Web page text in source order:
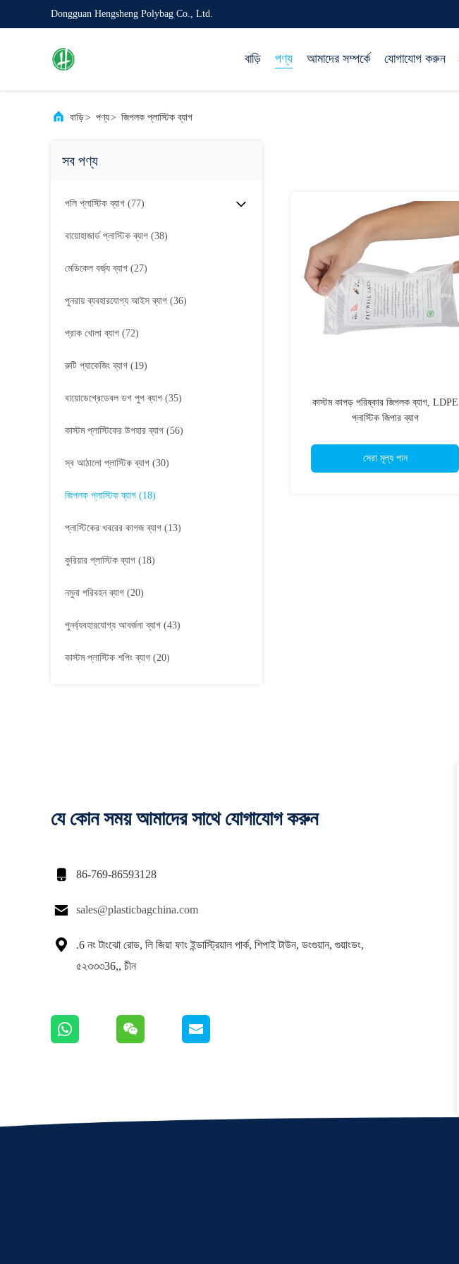
Dongguan Hengsheng Polybag Co., Ltd.
বাড়ি পণ্য আমাদের সম্পর্কে যোগাযোগ করুন
বাড়ি> পণ্য> জিপলক প্লাস্টিক ব্যাগ
সব পণ্য
পলি প্লাস্টিক ব্যাগ (77)
বায়োহাজার্ড প্লাস্টিক ব্যাগ (38)
মেডিকেল বর্জ্য ব্যাগ (27)
পুনরায় ব্যবহারযোগ্য আইস ব্যাগ (36)
প্রাক খোলা ব্যাগ (72)
রুটি প্যাকেজিং ব্যাগ (19)
বায়োডেগ্রেডেবল ডগ পুপ ব্যাগ (35)
কাস্টম প্লাস্টিকের উপহার ব্যাগ (56)
স্ব আঠালো প্লাস্টিক ব্যাগ (30)
জিপলক প্লাস্টিক ব্যাগ (18)
প্লাস্টিকের খবরের কাগজ ব্যাগ (13)
কুরিয়ার প্লাস্টিক ব্যাগ (18)
নমুনা পরিবহন ব্যাগ (20)
পুনর্ব্যবহারযোগ্য আবর্জনা ব্যাগ (43)
কাস্টম প্লাস্টিক শপিং ব্যাগ (20)
কাস্টম কাপড় পরিষ্কার জিপলক ব্যাগ, LDPE
প্লাস্টিক জিপার ব্যাগ
সেরা মূল্য পান
যে কোন সময় আমাদের সাথে যোগাযোগ করুন
 86-769-86593128
 sales@plasticbagchina.com

.6 নং টাংঝো রোড, লি জিয়া ফাং ইন্ডাস্ট্রিয়াল পার্ক, শিপাই টাউন, ডংগুয়ান, গুয়াংডং,
৫২৩৩৩36,, চীন